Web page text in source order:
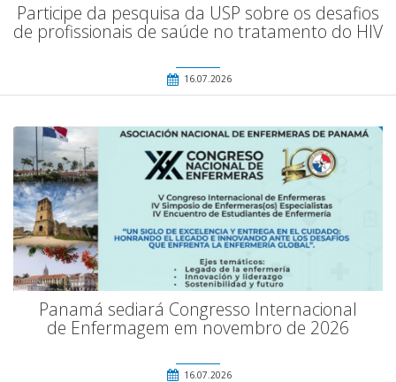
Participe da pesquisa da USP sobre os desafios
de profissionais de saúde no tratamento do HIV
16.07.2026
Panamá sediará Congresso Internacional
de Enfermagem em novembro de 2026
16.07.2026